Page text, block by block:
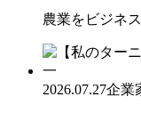
農業をビジネ
2026.07.27企業